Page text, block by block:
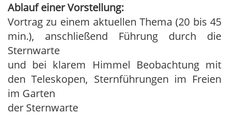
Ablauf einer Vorstellung:
Vortrag zu einem aktuellen Thema (20 bis 45
min.), anschließend Führung durch die
Sternwarte
und bei klarem Himmel Beobachtung mit
den Teleskopen, Sternführungen im Freien
im Garten
der Sternwarte